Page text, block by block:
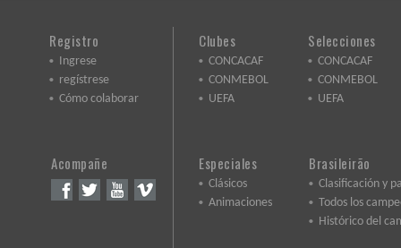
Registro
Ingrese
regístrese
Cómo colaborar
Acompañe
Clubes
CONCACAF
CONMEBOL
UEFA
Selecciones
CONCACAF
CONMEBOL
UEFA
Especiales
Clásicos
Animaciones
Brasileirão
Clasificación y
Todos los
Histórico del